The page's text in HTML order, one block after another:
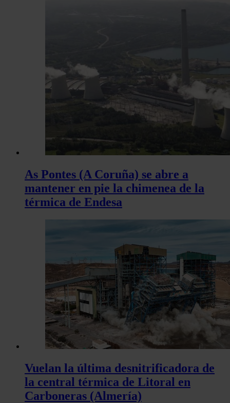
As Pontes (A Coruña) se abre a
mantener en pie la chimenea de la
térmica de Endesa
Vuelan la última desnitrificadora de
la central térmica de Litoral en
Carboneras (Almería)